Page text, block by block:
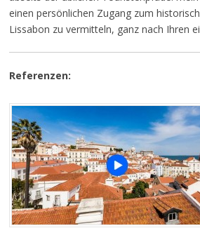
einen persönlichen Zugang zum
Lissabon zu vermitteln, ganz nach Ihren
Referenzen: